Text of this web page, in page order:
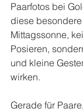
Paarfotos bei
diese
Mittagssonne,
Posieren,
und kleine
wirken.
Gerade für